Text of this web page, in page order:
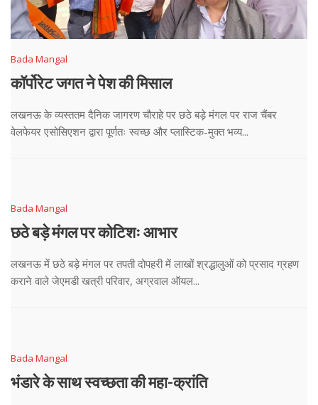
Bada Mangal
कॉर्पोरेट जगत ने पेश की मिसाल
लखनऊ के व्यस्ततम दैनिक जागरण चौराहे पर छठे बड़े मंगल पर राज चैंबर
वेलफेयर एसोसिएशन द्वारा पूर्णतः स्वच्छ और प्लास्टिक-मुक्त भव्य...
Bada Mangal
छठे बड़े मंगल पर कोटिशः आभार
लखनऊ में छठे बड़े मंगल पर तपती दोपहरी में लाखों श्रद्धालुओं को प्रसाद ग्रहण
कराने वाले जेएमडी खत्री परिवार, अग्रवाल ऑयल...
Bada Mangal
भंडारे के साथ स्वच्छता की महा-क्रांति